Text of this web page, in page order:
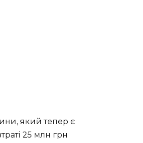
який тепер є
25 млн грн